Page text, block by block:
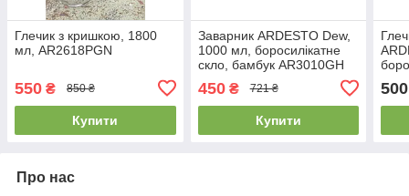
Глечик з кришкою, 1800
мл, AR2618PGN
550 ₴ 850 ₴
Купити
Заварник ARDESTO Dew,
1000 мл, боросилікатне
скло, бамбук AR3010GH
450₴ 721 ₴
Купити
500
Про нас